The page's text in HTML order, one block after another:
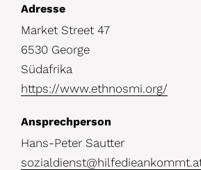
D
e
t
a
l
s
Adresse
Market Street 47
6530 George
Südafrika
https://www.ethnosmi.org/
Ansprechperson
Hans-Peter Sautter